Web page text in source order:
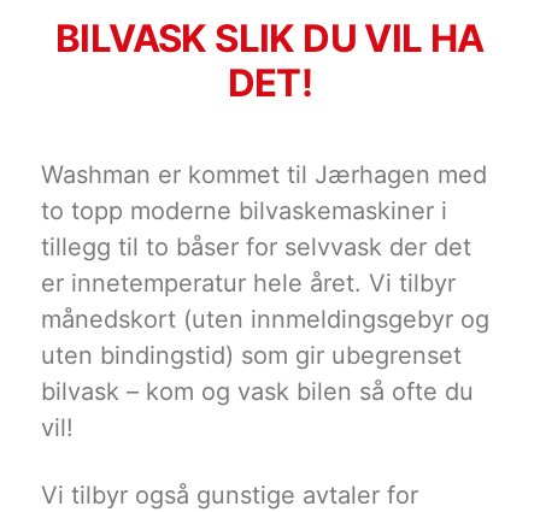
BILVASK SLIK DU VIL HA
DET!
Washman er kommet til Jærhagen med
to topp moderne bilvaskemaskiner i
tillegg til to båser for selvvask der det
er innetemperatur hele året. Vi tilbyr
månedskort (uten innmeldingsgebyr og
uten bindingstid) som gir ubegrenset
bilvask – kom og vask bilen så ofte du
vil!
Vi tilbyr også gunstige avtaler for